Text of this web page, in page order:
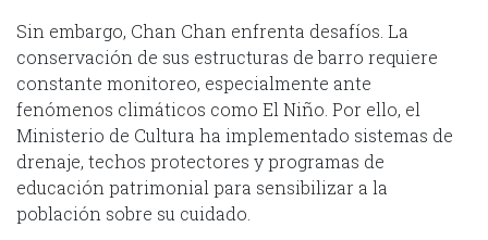
Sin embargo, Chan Chan enfrenta desafíos. La
conservación de sus estructuras de barro requiere
constante monitoreo, especialmente ante
fenómenos climáticos como El Niño. Por ello, el
Ministerio de Cultura ha implementado sistemas de
drenaje, techos protectores y programas de
educación patrimonial para sensibilizar a la
población sobre su cuidado.